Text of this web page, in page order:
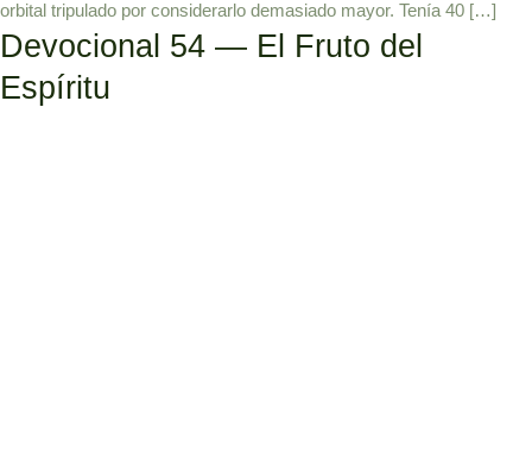
orbital tripulado por considerarlo demasiado mayor. Tenía 40 […]
Devocional 54 — El Fruto del
Espíritu